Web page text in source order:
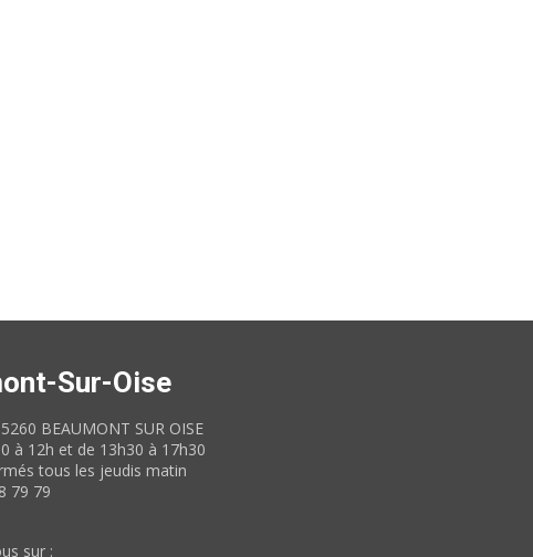
Sur-Oise
BEAUMONT SUR OISE
à 12h et de 13h30 à 17h30
tous les jeudis matin
79 79
sur :